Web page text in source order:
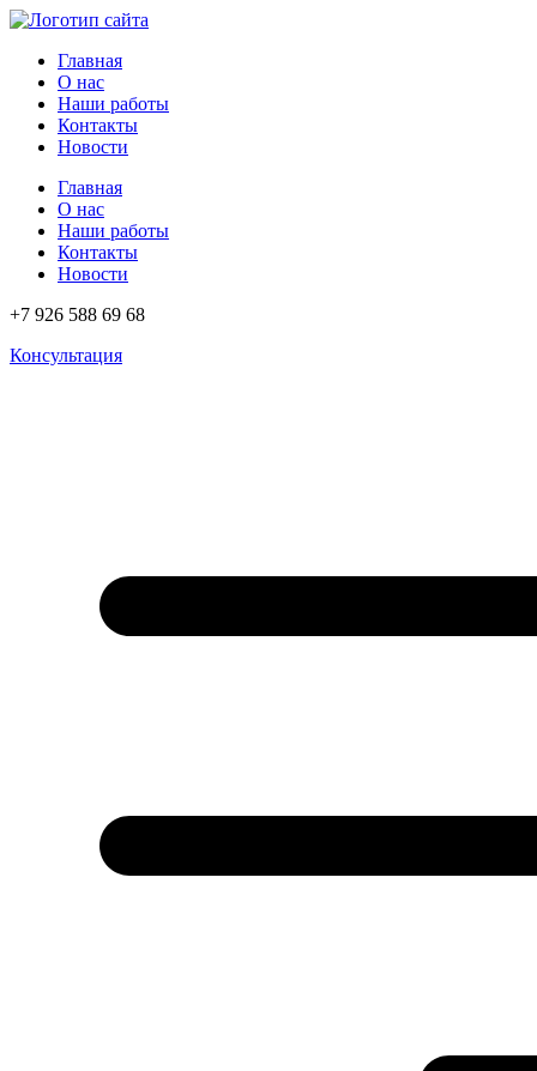
Перейти
содержимому
Главная
О нас
Наши работы
Контакты
Новости
Главная
О нас
Наши работы
Контакты
Новости
+7 926 588 69 68
Консультация